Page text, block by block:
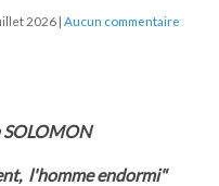
2026 Aucun commentaire
SOLOMON
l'homme endormi"